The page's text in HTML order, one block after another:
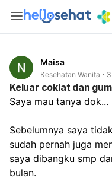
Maisa
Kesehatan Wanita
Keluar coklat dan
Saya mau tanya dok...
Sebelumnya saya
sudah pernah juga
saya dibangku smp
bulan.